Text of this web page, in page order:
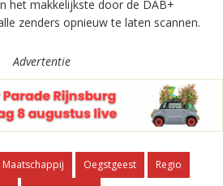
het makkelijkste door de DAB+
zenders opnieuw te laten scannen.
Advertentie
Maatschappij Oegstgeest
Regio